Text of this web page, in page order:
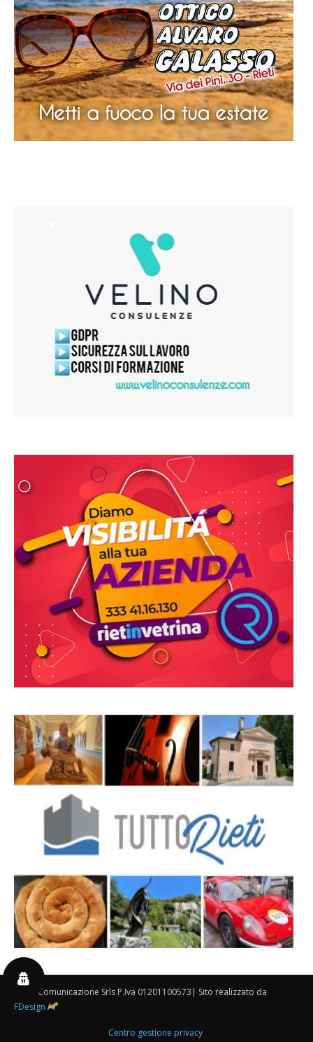
By 3P Comunicazione Srls P.Iva 01201100573| Sito realizzato da
FDesign
Centro gestione privacy